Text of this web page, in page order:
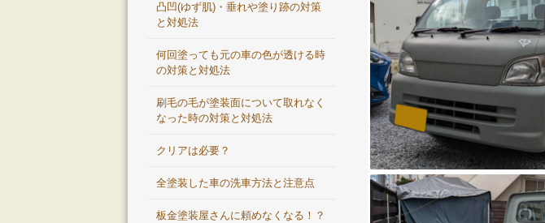
凸凹(ゆず肌)・垂れや塗り跡の対策
と対処法
何回塗っても元の車の色が透ける時
の対策と対処法
刷毛の毛が塗装面について取れなく
なった時の対策と対処法
クリアは必要？
全塗装した車の洗車方法と注意点
板金塗装屋さんに頼めなくなる！？